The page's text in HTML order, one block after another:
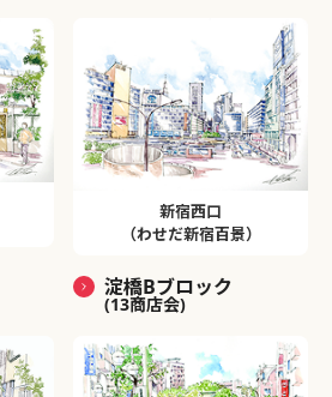
新宿西口
（わせだ新宿百景）
淀橋Bブロック
(13商店会)